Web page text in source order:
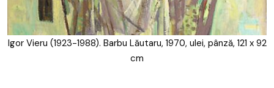
Igor Vieru (1923-1988). Barbu Lăutaru, 1970, ulei, pânză, 121 x 92
cm